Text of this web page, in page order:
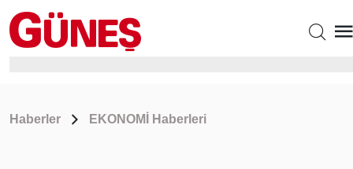
Haberler EKONOMİ Haberleri